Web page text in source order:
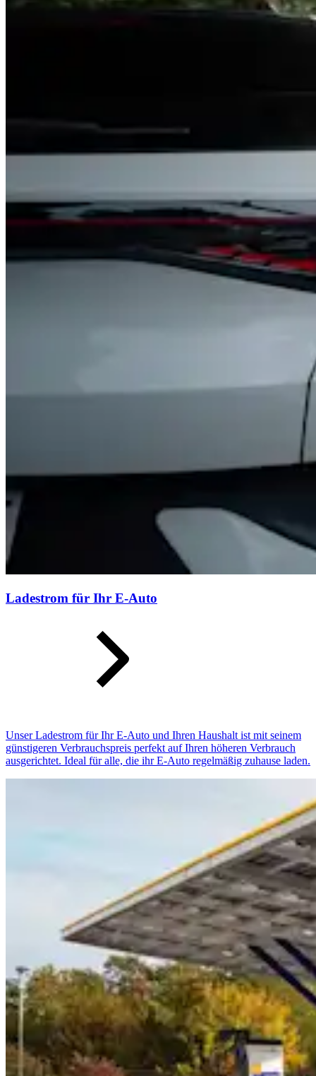
Ladestrom für Ihr E-Auto
Unser Ladestrom für Ihr E-Auto und Ihren Haushalt ist mit seinem
günstigeren Verbrauchspreis perfekt auf Ihren höheren Verbrauch
ausgerichtet. Ideal für alle, die ihr E-Auto regelmäßig zuhause laden.